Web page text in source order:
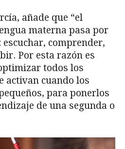
añade que “el
materna pasa por
comprender,
Por esta razón es
todos los
activan cuando los
para ponerlos
de una segunda o